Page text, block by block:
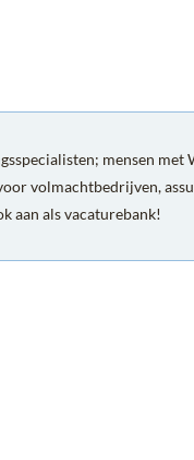
mensen met
volmachtbedrijven,
aan als vacaturebank!